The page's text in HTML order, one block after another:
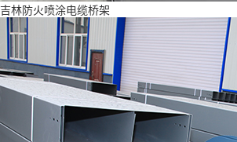
吉林防火喷涂电缆桥架